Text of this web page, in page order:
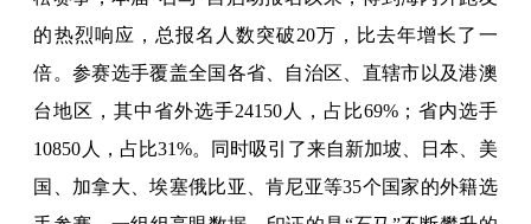
的热烈响应，总报名人数突破20万，比去年增长了一
倍。参赛选手覆盖全国各省、自治区、直辖市以及港澳
台地区，其中省外选手24150人，占比69%；省内选手
10850人，占比31%。同时吸引了来自新加坡、日本、美
国、加拿大、埃塞俄比亚、肯尼亚等35个国家的外籍选